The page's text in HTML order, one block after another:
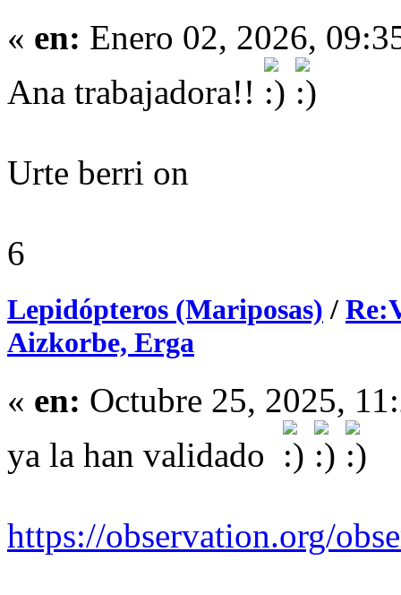
« en: Enero 02, 2026,
Ana trabajadora!!
Urte berri on
6
Lepidópteros (Mariposas) /
Aizkorbe, Erga
« en: Octubre 25, 2025,
ya la han validado
https://observation.org/